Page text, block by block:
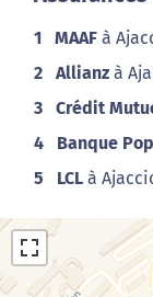
1 MAAF à
2 Allianz à
3 Crédit
4 Banque
5 LCL à